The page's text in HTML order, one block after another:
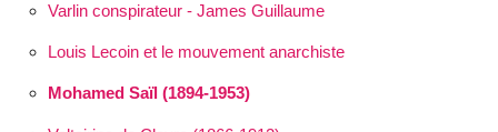
Varlin conspirateur - James Guillaume
Louis Lecoin et le mouvement anarchiste
Mohamed Saïl (1894-1953)